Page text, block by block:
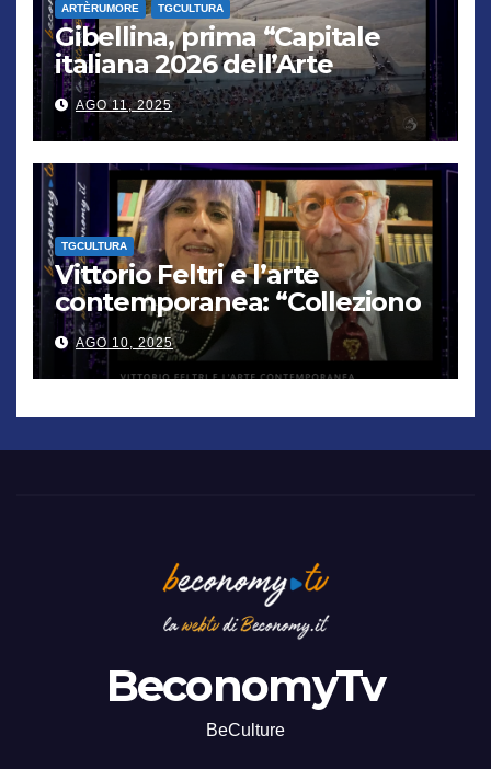
ARTÈRUMORE TGCULTURA
Gibellina, prima “Capitale
italiana 2026 dell’Arte
contemporanea”
AGO 11, 2025
TGCULTURA
Vittorio Feltri e l’arte
contemporanea: “Colleziono
De Chirico. Cattelan? Un
genio”
AGO 10, 2025
BeconomyTv
BeCulture